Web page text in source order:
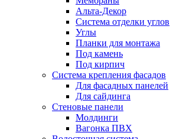
Альта-Декор
Система отделки углов
Углы
Планки для монтажа
Под камень
Под кирпич
Система крепления фасадов
Для фасадных панелей
Для сайдинга
Стеновые панели
Молдинги
Вагонка ПВХ